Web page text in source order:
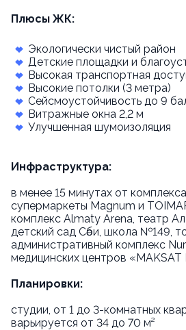
Плюсы ЖК:
Экологически чистый район
Детские площадки и
Высокая транспортная
Высокие потолки (3 метра)
Сейсмоустойчивость до 9
Витражные окна 2,2 м
Улучшенная шумоизоляция
Инфраструктура:
в менее 15 минутах от
супермаркеты Magnum и
комплекс Almaty Arena, театр
детский сад Сәби, школа №149,
административный комплекс
медицинских центров
Планировки:
студии, от 1 до 3-комнатных
варьируется от 34 до 70 м²